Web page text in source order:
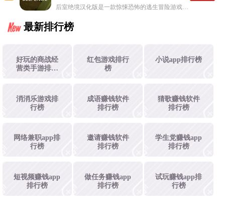
后室绝境汉化版是一款惊悚恐怖的逃生冒险游戏。它为玩家构建了一个宏大的暗黑密室世界，场景阴森可怖，氛围紧张刺激。玩家需在各类恐怖环境与惊心动魄的挑战中，仔细观察环境，破解谜题，搜寻线索，最终逃离这个满是未知与恐惧的地方。
最新排行榜
好玩的商战经
营类手游排行
红包游戏排行
榜
小说app排行榜
消消乐游戏排
行榜
成语赚钱软件
排行榜
猜歌赚钱软件
排行榜
网络兼职app排
行榜
邀请赚钱软件
排行榜
学生党赚钱app
排行榜
短视频赚钱app
排行榜
做任务赚钱app
排行榜
试玩赚钱app排
行榜